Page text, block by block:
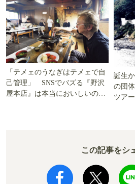
「テメェのうなぎはテメェで自
己管理」 SNSでバズる『野沢
屋本店』は本当においしいの
誕生
の団
ツア
この記事をシ